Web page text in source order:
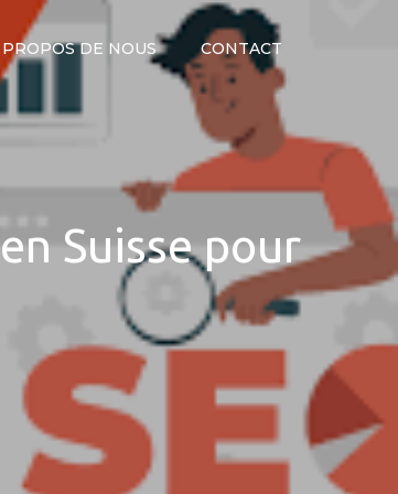
DE NOUS CONTACT
Suisse pour